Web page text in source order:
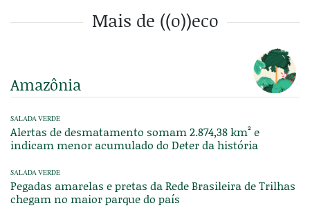
Mais de ((o))eco
Amazônia
SALADA VERDE
Alertas de desmatamento somam 2.874,38 km² e
indicam menor acumulado do Deter da história
SALADA VERDE
Pegadas amarelas e pretas da Rede Brasileira de Trilhas
chegam no maior parque do país